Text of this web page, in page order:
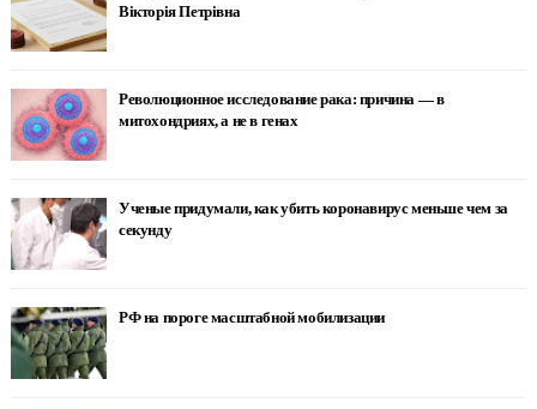
Вікторія Петрівна
Революционное исследование рака: причина — в
митохондриях, а не в генах
Ученые придумали, как убить коронавирус меньше чем за
секунду
РФ на пороге масштабной мобилизации